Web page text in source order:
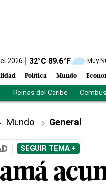
2026 32°C 89.6°F Muy
Política Mundo
Reinas del Caribe
Mundo General
SEGUIR TEMA +